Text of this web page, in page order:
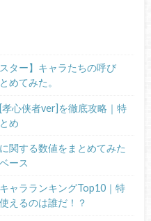
ター】キャラたちの呼び
めてみた。
孝心侠者ver]を徹底攻略｜特
め
関する数値をまとめてみた
ース
ャラランキングTop10｜特
えるのは誰だ！？